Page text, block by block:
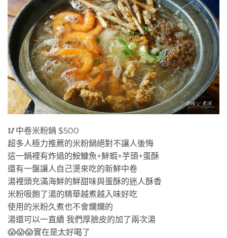
🥢中卷米粉鍋 $500
超多人極力推薦的米粉鍋絕對不讓人後悔
這一鍋裡有炸過的鮟鱇魚+鮮蝦+芋頭+蛋酥
還有一盤讓人自己燙來吃的新鮮中卷
湯裡頭充滿海鮮的鮮甜味與蛋酥的迷人酥香
米粉吸飽了湯的精華越煮越入味好吃
使用的米粉久煮也不會爛爛的
湯還可以一直續 我們厚臉皮的加了兩次湯
😱😱😱實在是太好喝了